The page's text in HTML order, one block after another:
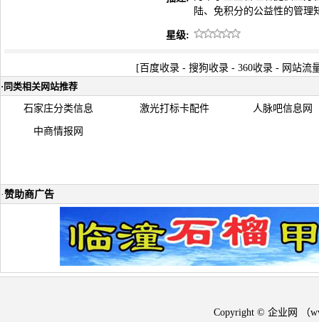
陆、免积分的公益性的管理
星级:
[ 百度收录 - 搜狗收录 - 360收录 - 网站流
· 同类相关网站推荐
石家庄分类信息 激光打标卡配件 人脉吧信息网
中商情报网
·赞助商广告
Copyright © 企业网 （